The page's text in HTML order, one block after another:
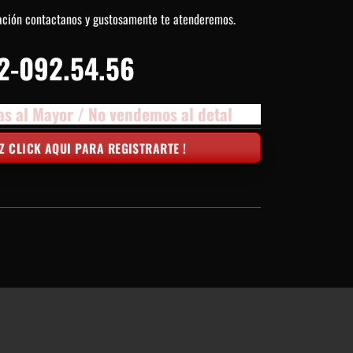
contactanos y gustosamente te atenderemos.
092.54.56
al Mayor / No vendemos al detal
CLICK AQUI PARA REGISTRARTE !